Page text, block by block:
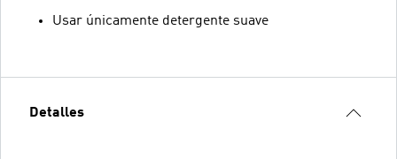
Usar únicamente detergente suave
Detalles